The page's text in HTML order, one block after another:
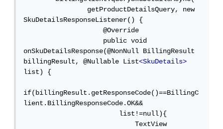
                getProductDetailsQuery, new
SkuDetailsResponseListener() {
                    @Override
                    public void
onSkuDetailsResponse(@NonNull BillingResult
billingResult, @Nullable List<SkuDetails>
list) {
if(billingResult.getResponseCode()==BillingC
lient.BillingResponseCode.OK&&
                        list!=null){
                            TextView